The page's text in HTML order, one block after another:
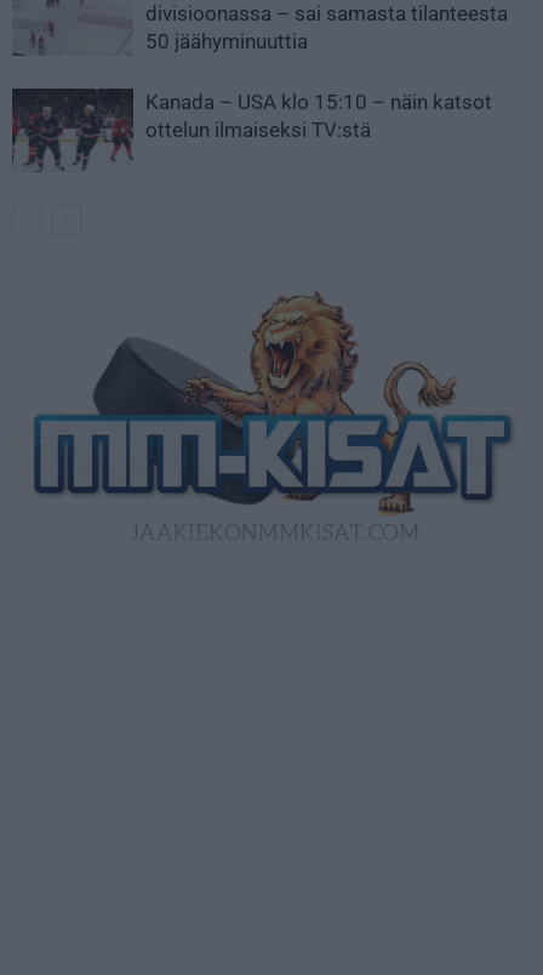
divisioonassa – sai samasta tilanteesta
50 jäähyminuuttia
Kanada – USA klo 15:10 – näin katsot
ottelun ilmaiseksi TV:stä